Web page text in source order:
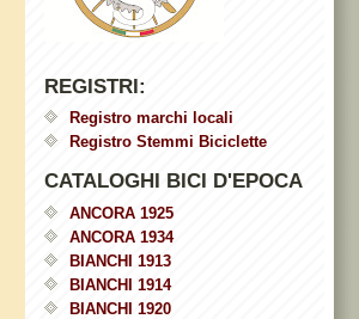
REGISTRI:
Registro marchi locali
Registro Stemmi Biciclette
CATALOGHI BICI D'EPOCA
ANCORA 1925
ANCORA 1934
BIANCHI 1913
BIANCHI 1914
BIANCHI 1920